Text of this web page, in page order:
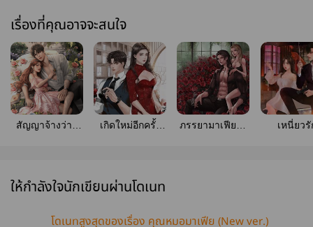
เรื่องที่คุณอาจจะสนใจ
สัญญาจ้างว่าที่
เกิดใหม่อีกครั้ง
ภรรยามาเฟียไร้
เหนี่ยวรั
ให้กำลังใจนักเขียนผ่านโดเนท
โดเนทสูงสุดของเรื่อง คุณหมอมาเฟีย (New ver.)